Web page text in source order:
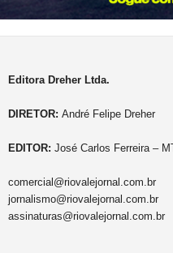
Editora Dreher Ltda.
DIRETOR: André Felipe Dreher
EDITOR: José Carlos Ferreira –
comercial@riovalejornal.com.br
jornalismo@riovalejornal.com.br
assinaturas@riovalejornal.com.br